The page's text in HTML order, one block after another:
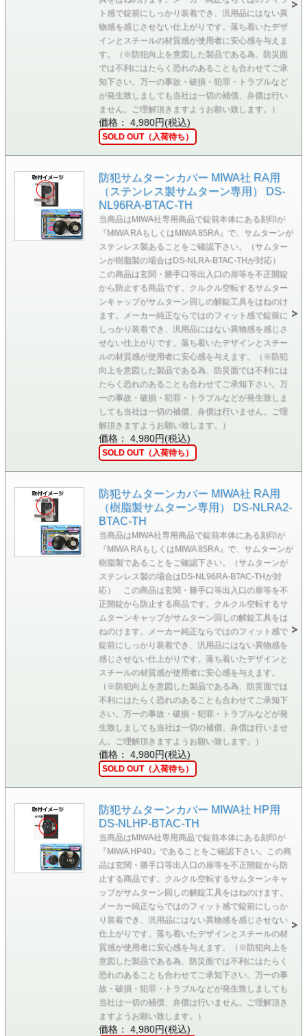
ト感で錠前にしっかり装着でき、汎用品にはない異
物感を感じさせない仕上がりです。落ち着いたデザ
インとスチールの材質感が使用者に安心感を与えま
す。（※防犯向上を意図した製品である為、防災面
では不利にはたらく恐れのあることも合わせてご承
知下さい。万一の事故・破損・犯罪・トラブルなど
が発生致しましても当社は一切の補償、弁償は行い
ません。ご理解頂きますようお願い致します。）
価格： 4,980円(税込)
SOLD OUT（入荷待ち）
防犯サムターンカバー MIWA社 RA用
（ステンレス製サムターン専用） DS-
NL96RA-BTAC-TH
当商品はMIWA社専用商品で錠前本体にある刻印が
『MIWA RAもしくはMIWA 85RA』で、サムターンが
ステンレス製あることをご確認下さい。（サムター
ンが樹脂製の場合はDS-NLRA-BTAC-THが対応）
この商品は玄関・勝手口等出入口の扉等を不正開錠
から防止する商品です。クルクル空転するサムター
ンキャップがサムターン回しの解錠工具をはねのけ
ます。メーカー純正ならではのフィット感で錠前に
しっかり装着でき、汎用品にはない異物感を感じさ
せない仕上がりです。落ち着いたデザインとスチー
ルの材質感が使用者に安心感を与えます。（※防犯
向上を意図した製品である為、防災面では不利には
たらく恐れのあることも合わせてご承知下さい。万
一の事故・破損・犯罪・トラブルなどが発生致しま
しても当社は一切の補償、弁償は行いません。ご理
解頂きますようお願い致します。）
価格： 4,980円(税込)
SOLD OUT（入荷待ち）
防犯サムターンカバー MIWA社 RA用
（樹脂製サムターン専用） DS-NLRA2-
BTAC-TH
当商品はMIWA社専用商品で錠前本体にある刻印が
『MIWA RAもしくはMIWA 85RA』で、サムターンが
樹脂製であることをご確認下さい。（サムターンが
ステンレス製の場合はDS-NL96RA-BTAC-THが対
応） この商品は玄関・勝手口等出入口の扉等を不
正開錠から防止する商品です。クルクル空転するサ
ムターンキャップがサムターン回しの解錠工具をは
ねのけます。メーカー純正ならではのフィット感で
錠前にしっかり装着でき、汎用品にはない異物感を
感じさせない仕上がりです。落ち着いたデザインと
スチールの材質感が使用者に安心感を与えます。
（※防犯向上を意図した製品である為、防災面では
不利にはたらく恐れのあることも合わせてご承知下
さい。万一の事故・破損・犯罪・トラブルなどが発
生致しましても当社は一切の補償、弁償は行いませ
ん。ご理解頂きますようお願い致します。）
価格： 4,980円(税込)
SOLD OUT（入荷待ち）
防犯サムターンカバー MIWA社 HP用
DS-NLHP-BTAC-TH
当商品はMIWA社専用商品で錠前本体にある刻印が
『MIWA HP40』であることをご確認下さい。この商
品は玄関・勝手口等出入口の扉等を不正開錠から防
止する商品です。クルクル空転するサムターンキャ
ップがサムターン回しの解錠工具をはねのけます。
メーカー純正ならではのフィット感で錠前にしっか
り装着でき、汎用品にはない異物感を感じさせない
仕上がりです。落ち着いたデザインとスチールの材
質感が使用者に安心感を与えます。（※防犯向上を
意図した製品である為、防災面では不利にはたらく
恐れのあることも合わせてご承知下さい。万一の事
故・破損・犯罪・トラブルなどが発生致しましても
当社は一切の補償、弁償は行いません。ご理解頂き
ますようお願い致します。）
価格： 4,980円(税込)